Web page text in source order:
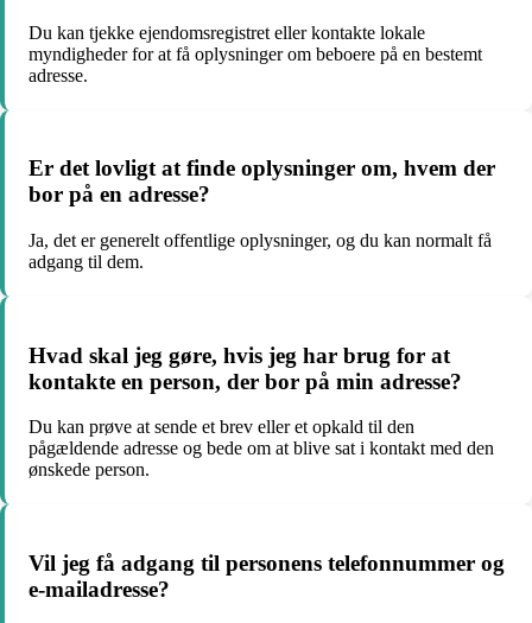
Du kan tjekke ejendomsregistret eller kontakte lokale
myndigheder for at få oplysninger om beboere på en bestemt
adresse.
Er det lovligt at finde oplysninger om, hvem der
bor på en adresse?
Ja, det er generelt offentlige oplysninger, og du kan normalt få
adgang til dem.
Hvad skal jeg gøre, hvis jeg har brug for at
kontakte en person, der bor på min adresse?
Du kan prøve at sende et brev eller et opkald til den
pågældende adresse og bede om at blive sat i kontakt med den
ønskede person.
Vil jeg få adgang til personens telefonnummer og
e-mailadresse?